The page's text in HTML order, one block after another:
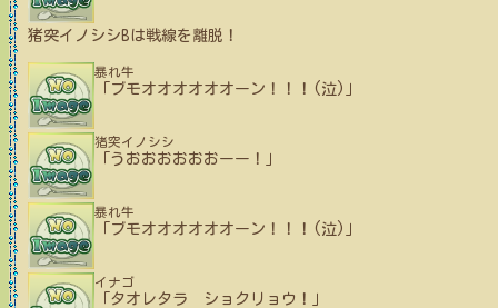
猪突イノシシBは戦線を離脱！
暴れ牛
「ブモオオオオオオーン！！！(泣)」
猪突イノシシ
「うおおおおおおーー！」
暴れ牛
「ブモオオオオオオーン！！！(泣)」
イナゴ
「タオレタラ ショクリョウ！」